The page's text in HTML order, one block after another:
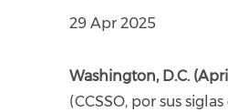
29 Apr 2025
Washington, D.C.
(CCSSO, por sus